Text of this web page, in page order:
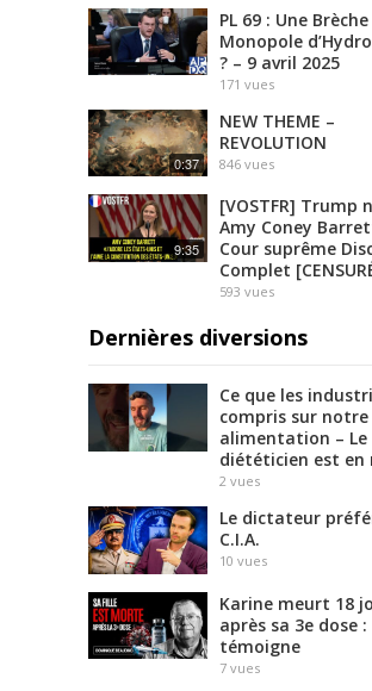
PL 69 : Une
Monopole
? – 9 avril 2025
171 vues
0:37
NEW THEME –
REVOLUTION
846 vues
9:35
[VOSTFR] Trump
Amy Coney
Cour suprême
Complet
593 vues
Dernières diversions
Ce que les
compris sur notre
alimentation – Le
diététicien est en
2 vues
Le dictateur
C.I.A.
10 vues
Karine meurt 18
après sa 3e dose
témoigne
7 vues